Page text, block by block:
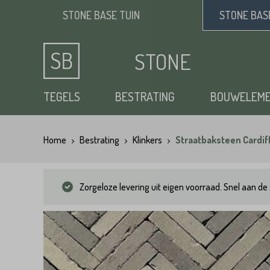
STONE BASE TUIN STONE
STONE
BASE
TEGELS
Keramische tuintegels
Flagstones
Zwembad randtegels
BESTRATING
Klinkers
Kasseien
Kinderkoppen
Opsluitbanden
Vijverranden
Steenstrips
Siergrind
Benodigdheden
Vloertegels
Home Bestrating Klinkers Straatbaksteen
Zorgeloze levering uit eigen voorraad. Snel aan de